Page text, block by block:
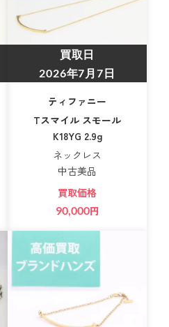
買取日
2026年7月7日
ティファニー
Tスマイル スモール
K18YG 2.9g
ネックレス
中古美品
買取価格
90,000円